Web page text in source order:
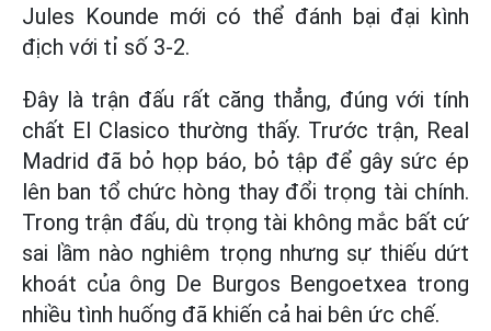
Jules Kounde mới có thể đánh bại đại kình
địch với tỉ số 3-2.
Đây là trận đấu rất căng thẳng, đúng với tính
chất El Clasico thường thấy. Trước trận, Real
Madrid đã bỏ họp báo, bỏ tập để gây sức ép
lên ban tổ chức hòng thay đổi trọng tài chính.
Trong trận đấu, dù trọng tài không mắc bất cứ
sai lầm nào nghiêm trọng nhưng sự thiếu dứt
khoát của ông De Burgos Bengoetxea trong
nhiều tình huống đã khiến cả hai bên ức chế.